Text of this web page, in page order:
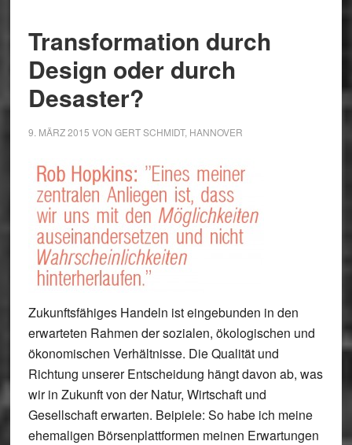
Transformation durch
Design oder durch
Desaster?
9. MÄRZ 2015 VON GERT SCHMIDT, HANNOVER
Zukunftsfähiges Handeln ist eingebunden in den
erwarteten Rahmen der sozialen, ökologischen und
ökonomischen Verhältnisse. Die Qualität und
Richtung unserer Entscheidung hängt davon ab, was
wir in Zukunft von der Natur, Wirtschaft und
Gesellschaft erwarten. Beipiele: So habe ich meine
ehemaligen Börsenplattformen meinen Erwartungen